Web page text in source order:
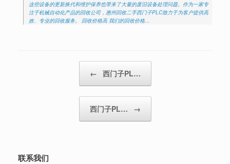
这些设备的更新换代和维护保养也带来了大量的废旧设备处理问题。作为一家专
注于机械自动化产品的回收公司，惠州回收二手西门子PLC致力于为客户提供高
效、专业的回收服务。 回收价格高 我们的回收价格…
← 西门子PL…
西门子PL… →
联系我们